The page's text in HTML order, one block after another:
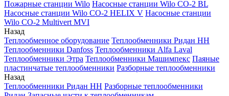
Пожарные станции Wilo Насосные станции Wilo CO-2 BL
Насосные станции Wilo CO-2 HELIX V Насосные станции
Wilo CO-2 Multivert MVI
Назад
Теплообменное оборудование Теплообменники Ридан НН
Теплообменники Danfoss Теплообменники Alfa Laval
Теплообменники Этра Теплообменники Машимпекс Паяные
пластинчатые теплообменники Разборные теплообменники
Назад
Теплообменники Ридан НН Разборные теплообменники